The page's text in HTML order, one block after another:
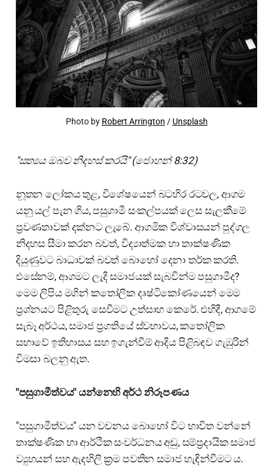
Photo by Robert Arrington / Unsplash
"සත්‍යය ඔබව නිදහස් කරයි" (ජොහන් 8:32)
නූතන ලෝකය තුළ, විශේෂයෙන් බටහිර රටවල, ආගම
යනු යල් පැන ගිය, පසුගාමී සංකල්පයක් ලෙස සැලකීමේ
ප්‍රවණතාවක් දක්නට ලැබේ. ආගමික විශ්වාසයන් පුද්ගල
නිදහස සීමා කරන බවත්, විද්‍යාත්මක හා තාක්ෂණික
දියුණුවට බාධාවක් බවත් බොහෝ දෙනා තර්ක කරති.
එසේනම්, ආගමට ලැදි සමාජයක් සැබවින්ම පසුගාමීද?
මෙම ලිපිය මගින් කතෝලික දෘෂ්ටිකෝණයෙන් මෙම
ප්‍රශ්නයට පිළිතුරු සෙවීමට උත්සාහ කෙරේ. එහිදී, ආගමේ
සැබෑ අර්ථය, සමාජ ප්‍රගතියේ ස්වභාවය, කතෝලික
සභාවේ ඉතිහාසය සහ ඉගැන්වීම් ආදිය පිළිබඳව ගැඹුරින්
විමසා බලනු ඇත.
"පසුගාමීත්වය" යන්නෙහි අර්ථ නිරූපණය
"පසුගාමීත්වය" යන වචනය බොහෝ විට භාවිත වන්නේ
තාක්ෂණික හා ආර්ථික සංවර්ධනය අඩු, සම්ප්‍රදායික සමාජ
ව්‍යුහයන් සහ ඇදහිලි ක්‍රම පවතින සමාජ හැඳින්වීමට ය.